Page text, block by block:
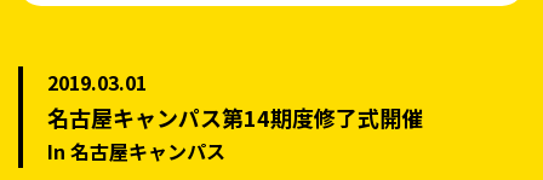
2019.03.01
名古屋キャンパス第14期度修了式開催
In 名古屋キャンパス